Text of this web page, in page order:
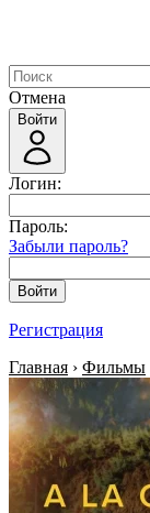
Отмена
Войти
Логин:
Пароль:
Забыли пароль?
Войти
Регистрация
Главная › Фильмы